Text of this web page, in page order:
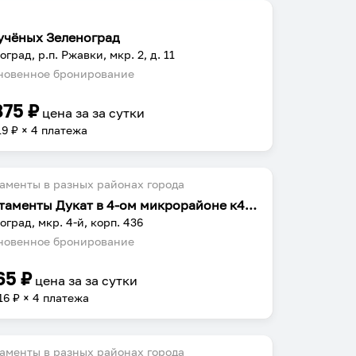
Зеленоград
р.п. Ржавки, мкр. 2, д. 11
бронирование
₽ цена заза сутки
₽ × 4 платежа
в разных районах города
Апартаменты Дукат в 4-ом микрорайоне к436
мкр. 4-й, корп. 436
бронирование
₽ цена заза сутки
₽ × 4 платежа
в разных районах города